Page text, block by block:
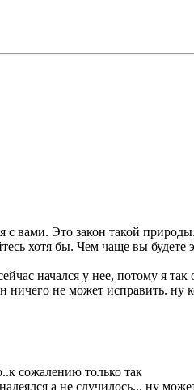
с вами. Это закон такой
хотя бы. Чем чаще вы будете
начался у нее, потому я
ничего не может исправить.
сожалению только так
а не случилось... ну